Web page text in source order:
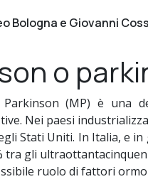
Bologna e Giovanni
o
(MP) è una
Nei paesi
Stati Uniti. In Italia, e
tra gli
ruolo di fattori